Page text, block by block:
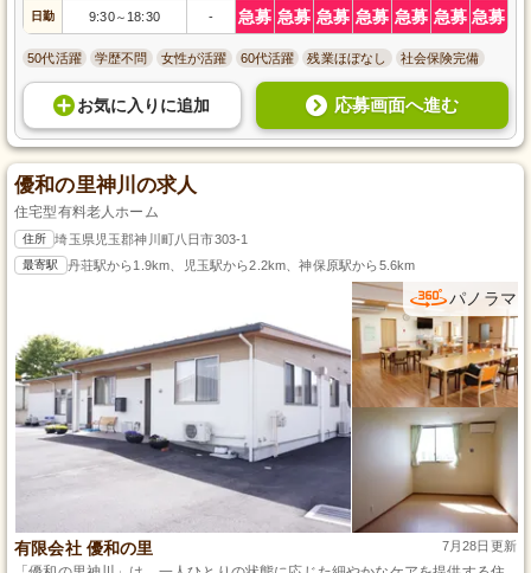
日勤 9:30～ 18:30 - 急募 急募 急募 急募 急募 急募 急募
50代活躍 学歴不問 女性が活躍 60代活躍 残業ほぼなし 社会保険完備
お気に入り に追加 応募画面へ進む
優和の里神川の求人
住宅型有料老人ホーム
住所 埼玉県児玉郡神川町八日市303-1
最寄駅 丹荘駅から1.9km、児玉駅から2.2km、神保原駅から5.6km
パノラマ
有限会社 優和の里 7月28日更新